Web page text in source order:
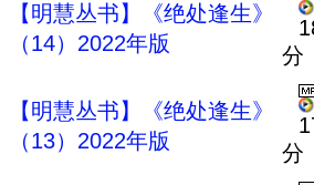
【明慧丛书】《绝处逢生》
（14）2022年版
分
【明慧丛书】《绝处逢生》
（13）2022年版
分